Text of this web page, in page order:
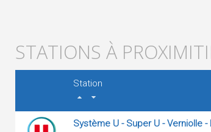
STATIONS À
Station
Système U - Super U - Verniolle -